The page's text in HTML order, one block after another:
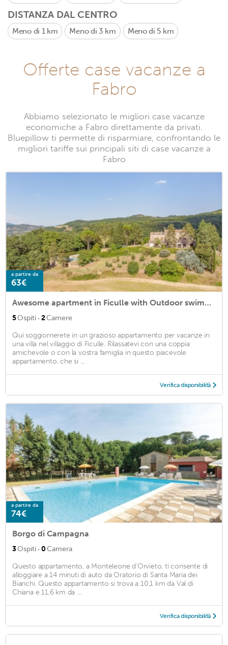
DISTANZA DAL CENTRO
Meno di 1 km Meno di 3 km Meno di 5 km
Offerte case vacanze a
Fabro
Abbiamo selezionato le migliori case vacanze
economiche a Fabro direttamente da privati.
Bluepillow ti permette di risparmiare, confrontando le
migliori tariffe sui principali siti di case vacanze a
Fabro
a partire da
63€
Awesome apartment in Ficulle with Outdoor swimming pool and 2 Bedrooms
5Ospiti · 2Camere
Qui soggiornerete in un grazioso appartamento per vacanze in
una villa nel villaggio di Ficulle. Rilassatevi con una coppia
amichevole o con la vostra famiglia in questo piacevole
appartamento, che si ...
Verifica disponibilità
a partire da
74€
Borgo di Campagna
3Ospiti · 0Camera
Questo appartamento, a Monteleone d'Orvieto, ti consente di
alloggiare a 14 minuti di auto da Oratorio di Santa Maria dei
Bianchi. Questo appartamento si trova a 10,1 km da Val di
Chiana e 11,6 km da ...
Verifica disponibilità